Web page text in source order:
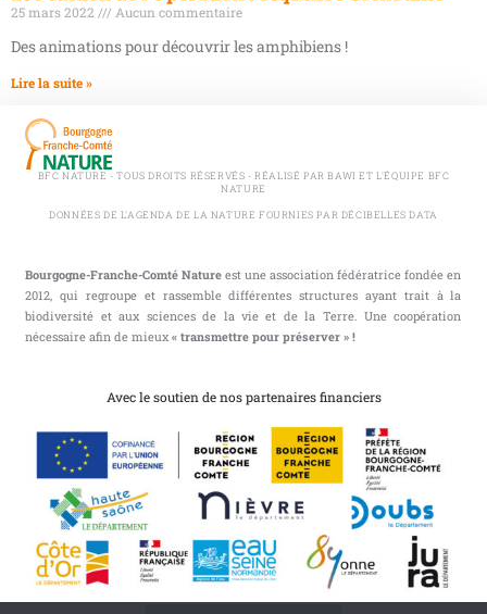
25 mars 2022 Aucun commentaire
Des animations pour découvrir les amphibiens !
Lire la suite »
BFC NATURE - TOUS DROITS RÉSERVÉS - RÉALISÉ PAR BAWI ET L'ÉQUIPE BFC
NATURE
DONNÉES DE L'AGENDA DE LA NATURE FOURNIES PAR DÉCIBELLES DATA
Bourgogne-Franche-Comté Nature est une association fédératrice fondée en
2012, qui regroupe et rassemble différentes structures ayant trait à la
biodiversité et aux sciences de la vie et de la Terre. Une coopération
nécessaire afin de mieux« transmettre pour préserver » !
Avec le soutien de nos partenaires financiers